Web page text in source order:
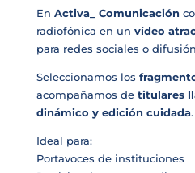
En Activa_ Comunicación
radiofónica en un vídeo
para redes sociales o
Seleccionamos los
acompañamos de titulares
dinámico y edición cuidada.
Ideal para:
Portavoces de instituciones